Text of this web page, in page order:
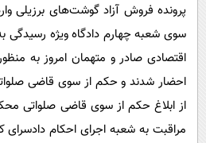
حیات وحش
سیاست خارجی
سوی شعبه چهارم دادگاه ویژه رسیدگی
اقتصادی صادر و متهمان امروز به
احضار شدند و حکم از سوی قاضی
از ابلاغ حکم از سوی قاضی صلواتی
مراقبت به شعبه اجرای احکام دادسرای